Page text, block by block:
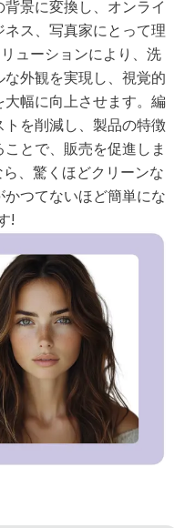
景に変換し、オンライ
ス、写真家にとって理
ューションにより、洗
外観を実現し、視覚的
幅に向上させます。編
を削減し、製品の特徴
とで、販売を促進しま
、驚くほどクリーンな
つてないほど簡単にな
!